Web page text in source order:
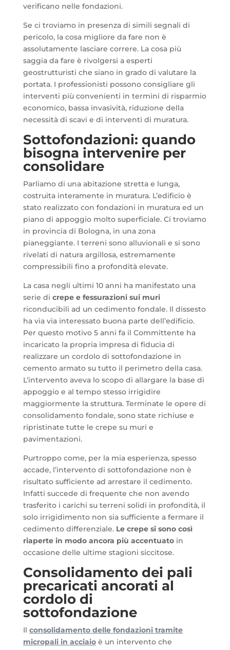
verificano nelle fondazioni.
Se ci troviamo in presenza di simili segnali di
pericolo, la cosa migliore da fare non è
assolutamente lasciare correre. La cosa più
saggia da fare è rivolgersi a esperti
geostrutturisti che siano in grado di valutare la
portata. I professionisti possono consigliare gli
interventi più convenienti in termini di risparmio
economico, bassa invasività, riduzione della
necessità di scavi e di interventi di muratura.
Sottofondazioni: quando
bisogna intervenire per
consolidare
Parliamo di una abitazione stretta e lunga,
costruita interamente in muratura. L’edificio è
stato realizzato con fondazioni in muratura ed un
piano di appoggio molto superficiale. Ci troviamo
in provincia di Bologna, in una zona
pianeggiante. I terreni sono alluvionali e si sono
rivelati di natura argillosa, estremamente
compressibili fino a profondità elevate.
La casa negli ultimi 10 anni ha manifestato una
serie di crepe e fessurazioni sui muri
riconducibili ad un cedimento fondale. Il dissesto
ha via via interessato buona parte dell’edificio.
Per questo motivo 5 anni fa il Committente ha
incaricato la propria impresa di fiducia di
realizzare un cordolo di sottofondazione in
cemento armato su tutto il perimetro della casa.
L’intervento aveva lo scopo di allargare la base di
appoggio e al tempo stesso irrigidire
maggiormente la struttura. Terminate le opere di
consolidamento fondale, sono state richiuse e
ripristinate tutte le crepe su muri e
pavimentazioni.
Purtroppo come, per la mia esperienza, spesso
accade, l’intervento di sottofondazione non è
risultato sufficiente ad arrestare il cedimento.
Infatti succede di frequente che non avendo
trasferito i carichi su terreni solidi in profondità, il
solo irrigidimento non sia sufficiente a fermare il
cedimento differenziale. Le crepe si sono così
riaperte in modo ancora più accentuatoin
occasione delle ultime stagioni siccitose.
Consolidamento dei pali
precaricati ancorati al
cordolo di
sottofondazione
Il consolidamento delle fondazioni tramite
micropali in acciaioè un intervento che